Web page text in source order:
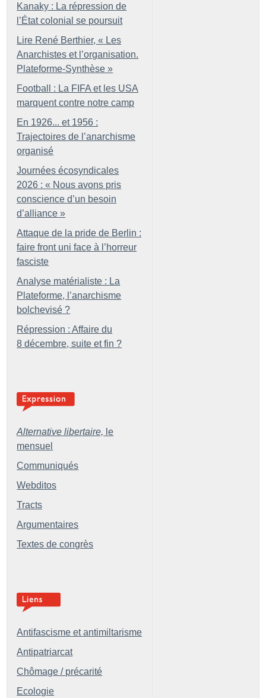
Kanaky : La répression de
l’État colonial se poursuit
Lire René Berthier, « Les
Anarchistes et l’organisation.
Plateforme-Synthèse »
Football : La FIFA et les USA
marquent contre notre camp
En 1926... et 1956 :
Trajectoires de l’anarchisme
organisé
Journées écosyndicales
2026 : « Nous avons pris
conscience d’un besoin
d’alliance »
Attaque de la pride de Berlin :
faire front uni face à l’horreur
fasciste
Analyse matérialiste : La
Plateforme, l’anarchisme
bolchevisé ?
Répression : Affaire du
8 décembre, suite et fin ?
Alternative libertaire, le
mensuel
Communiqués
Webditos
Tracts
Argumentaires
Textes de congrès
Antifascisme et antimiltarisme
Antipatriarcat
Chômage / précarité
Ecologie